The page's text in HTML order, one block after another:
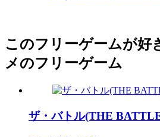
このフリーゲームが好
メのフリーゲーム
ザ・バトル(THE